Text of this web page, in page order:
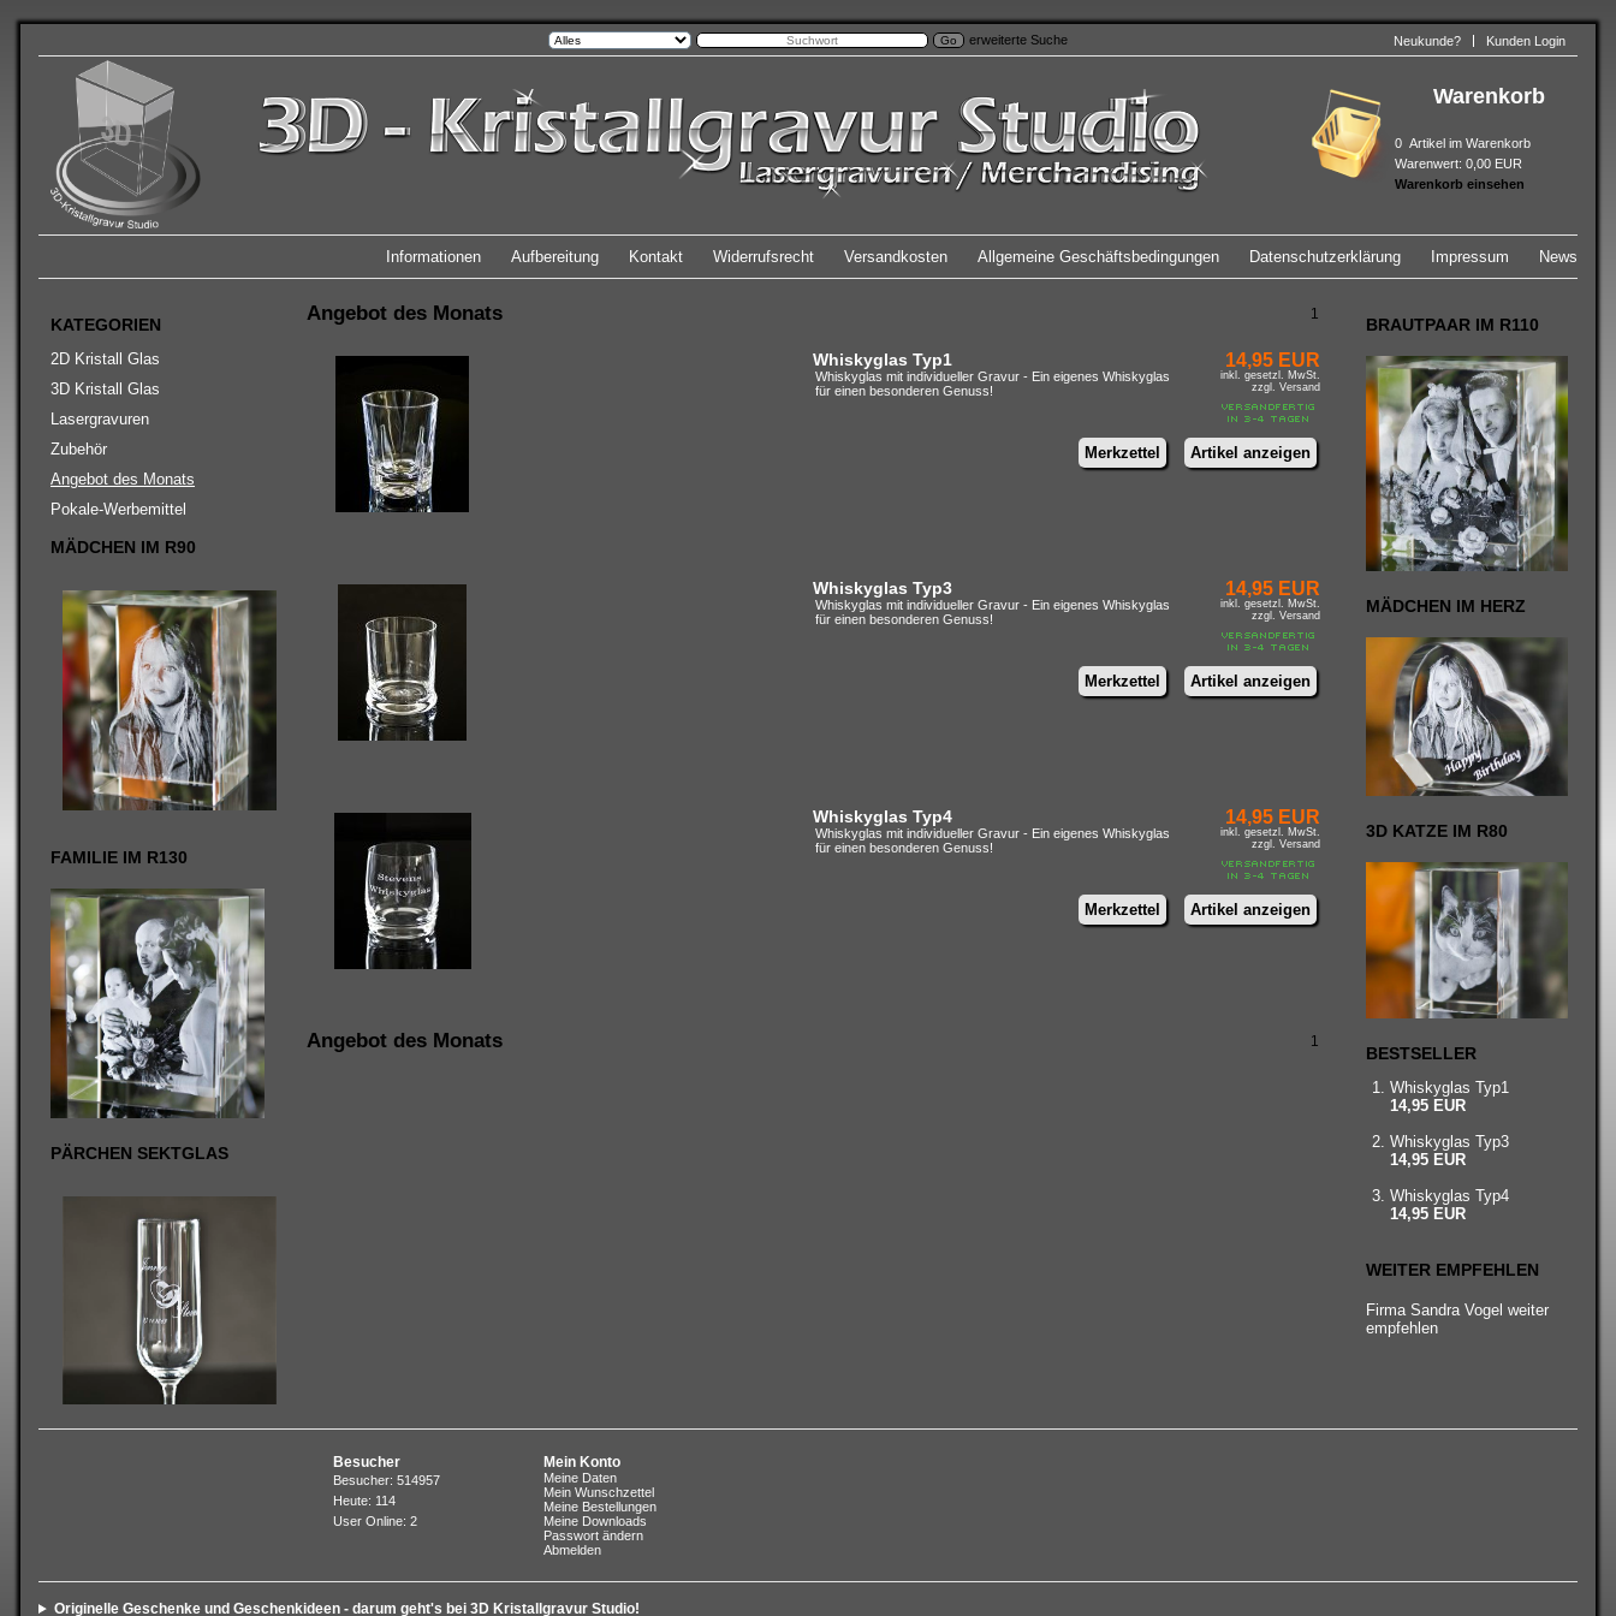
erweiterte Suche Kunden Login
Neukunde?
News
Impressum
Datenschutzerklärung
Allgemeine Geschäftsbedingungen
Versandkosten
Widerrufsrecht
Kontakt
Aufbereitung
Informationen
Warenkorb
0 Artikel im Warenkorb
Warenwert: 0,00 EUR
Warenkorb einsehen
KATEGORIEN
2D Kristall Glas
3D Kristall Glas
Lasergravuren
Zubehör
Angebot des Monats
Pokale-Werbemittel
MÄDCHEN IM R90
FAMILIE IM R130
PÄRCHEN SEKTGLAS
Angebot des Monats 1
Whiskyglas Typ1
Whiskyglas mit individueller Gravur - Ein eigenes Whiskyglas
für einen besonderen Genuss!
14,95 EUR
inkl. gesetzl. MwSt.
zzgl. Versand
Artikel anzeigen
Merkzettel
Whiskyglas Typ3
Whiskyglas mit individueller Gravur - Ein eigenes Whiskyglas
für einen besonderen Genuss!
14,95 EUR
inkl. gesetzl. MwSt.
zzgl. Versand
Artikel anzeigen
Merkzettel
Whiskyglas Typ4
Whiskyglas mit individueller Gravur - Ein eigenes Whiskyglas
für einen besonderen Genuss!
14,95 EUR
inkl. gesetzl. MwSt.
zzgl. Versand
Artikel anzeigen
Merkzettel
Angebot des Monats 1
BRAUTPAAR IM R110
MÄDCHEN IM HERZ
3D KATZE IM R80
BESTSELLER
Whiskyglas Typ1
14,95 EUR
Whiskyglas Typ3
14,95 EUR
Whiskyglas Typ4
14,95 EUR
WEITER EMPFEHLEN
Firma Sandra Vogel weiter
empfehlen
Besucher
Besucher: 514957
Heute: 114
User Online: 2
Mein Konto
Meine Daten
Mein Wunschzettel
Meine Bestellungen
Meine Downloads
Passwort ändern
Abmelden
Originelle Geschenke und Geschenkideen - darum geht's bei 3D Kristallgravur Studio!